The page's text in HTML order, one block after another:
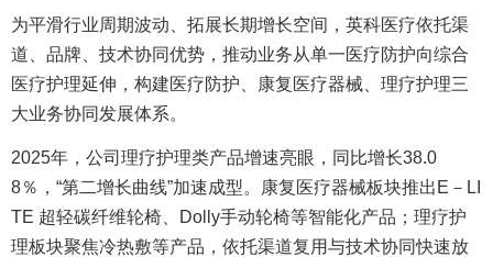
为平滑行业周期波动、拓展长期增长空间，英科医疗依托渠
道、品牌、技术协同优势，推动业务从单一医疗防护向综合
医疗护理延伸，构建医疗防护、康复医疗器械、理疗护理三
大业务协同发展体系。
2025年，公司理疗护理类产品增速亮眼，同比增长38.0
8％，“第二增长曲线”加速成型。
康复医疗器械板块推出E－LI
TE 超轻碳纤维轮椅、Dolly手动轮椅等智能化产品；理疗护
理板块聚焦冷热敷等产品，依托渠道复用与技术协同快速放